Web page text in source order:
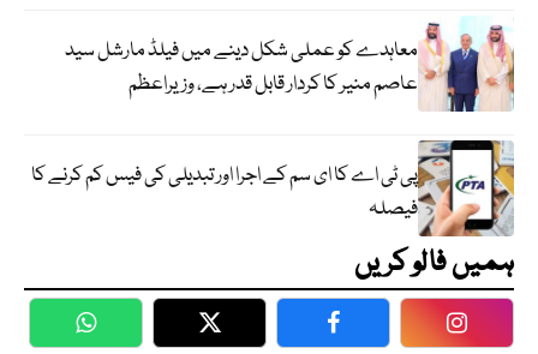
معاہدے کو عملی شکل دینے میں فیلڈ مارشل سید
عاصم منیر کا کردار قابل قدر ہے، وزیراعظم
پی ٹی اے کا ای سم کے اجرا اور تبدیلی کی فیس کم کرنے کا
فیصلہ
ہمیں فالو کریں
WhatsApp Twitter Facebook